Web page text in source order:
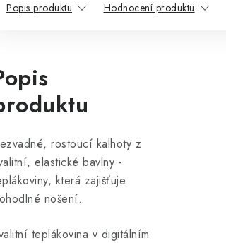
Popis produktu Hodnocení produktu
rostoucí kalhoty z
elastické bavlny -
která zajišťuje
nošení.
teplákovina v digitálním